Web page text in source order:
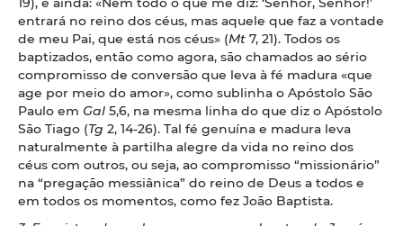
entrará no reino dos céus, mas aquele que faz a vontade
de meu Pai, que está nos céus» (Mt 7, 21). Todos os
baptizados, então como agora, são chamados ao sério
compromisso de conversão que leva à fé madura «que
age por meio do amor», como sublinha o Apóstolo São
Paulo em Gal 5,6, na mesma linha do que diz o Apóstolo
São Tiago (Tg 2, 14-26). Tal fé genuína e madura leva
naturalmente à partilha alegre da vida no reino dos
céus com outros, ou seja, ao compromisso “missionário”
na “pregação messiânica” do reino de Deus a todos e
em todos os momentos, como fez João Baptista.